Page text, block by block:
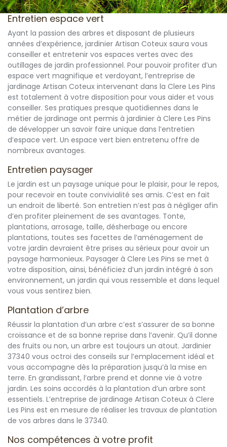
Entretien espace vert
Ayant la passion des arbres et disposant de plusieurs
années d’expérience, jardinier Artisan Coteux saura vous
conseiller et entretenir vos espaces vertes avec des
outillages de jardin professionnel. Pour pouvoir profiter d’un
espace vert magnifique et verdoyant, l’entreprise de
jardinage Artisan Coteux intervenant dans la Clere Les Pins
est totalement à votre disposition pour vous aider et vous
conseiller. Ses pratiques presque quotidiennes dans le
métier de jardinage ont permis à jardinier à Clere Les Pins
de développer un savoir faire unique dans l’entretien
d’espace vert. Un espace vert bien entretenu offre de
nombreux avantages.
Entretien paysager
Le jardin est un paysage unique pour le plaisir, pour le repos,
pour recevoir en toute convivialité ses amis. C’est en fait
un endroit de liberté. Son entretien n’est pas à négliger afin
d’en profiter pleinement de ses avantages. Tonte,
plantations, arrosage, taille, désherbage ou encore
plantations, toutes ses facettes de l’aménagement de
votre jardin devraient être prises au sérieux pour avoir un
paysage harmonieux. Paysager à Clere Les Pins se met à
votre disposition, ainsi, bénéficiez d’un jardin intégré à son
environnement, un jardin qui vous ressemble et dans lequel
vous vous sentirez bien.
Plantation d’arbre
Réussir la plantation d’un arbre c’est s’assurer de sa bonne
croissance et de sa bonne reprise dans l’avenir. Qu’il donne
des fruits ou non, un arbre est toujours un atout. Jardinier
37340 vous octroi des conseils sur l’emplacement idéal et
vous accompagne dès la préparation jusqu’à la mise en
terre. En grandissant, l’arbre prend et donne vie à votre
jardin. Les soins accordés à la plantation d’un arbre sont
essentiels. L’entreprise de jardinage Artisan Coteux à Clere
Les Pins est en mesure de réaliser les travaux de plantation
de vos arbres dans le 37340.
Nos compétences à votre profit